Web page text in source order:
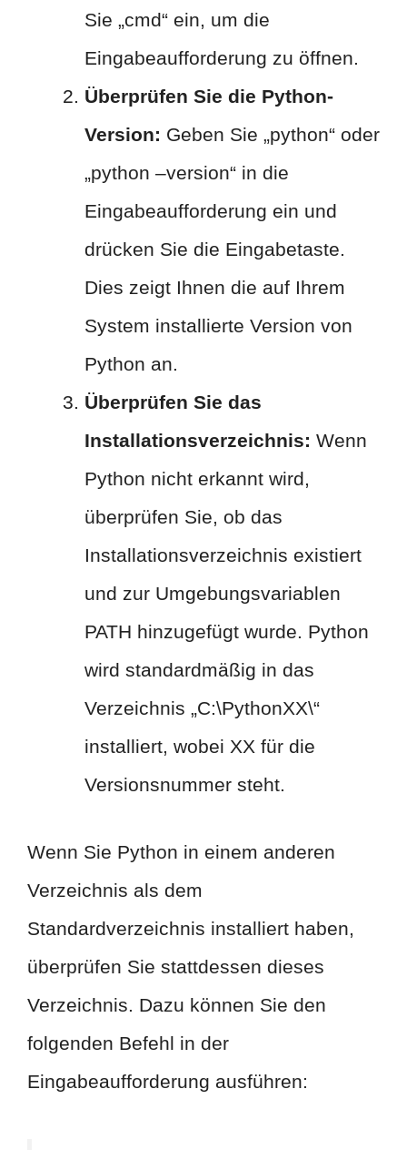
Sie „cmd“ ein, um die
Eingabeaufforderung zu öffnen.
Überprüfen Sie die Python-
Version: Geben Sie „python“ oder
„python –version“ in die
Eingabeaufforderung ein und
drücken Sie die Eingabetaste.
Dies zeigt Ihnen die auf Ihrem
System installierte Version von
Python an.
Überprüfen Sie das
Installationsverzeichnis: Wenn
Python nicht erkannt wird,
überprüfen Sie, ob das
Installationsverzeichnis existiert
und zur Umgebungsvariablen
PATH hinzugefügt wurde. Python
wird standardmäßig in das
Verzeichnis „C:\PythonXX\“
installiert, wobei XX für die
Versionsnummer steht.
Wenn Sie Python in einem anderen
Verzeichnis als dem
Standardverzeichnis installiert haben,
überprüfen Sie stattdessen dieses
Verzeichnis. Dazu können Sie den
folgenden Befehl in der
Eingabeaufforderung ausführen: